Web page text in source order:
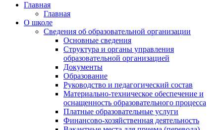
Главная
Главная
О школе
Сведения об образовательной организации
Основные сведения
Структура и органы управления
образовательной организацией
Документы
Образование
Руководство и педагогический состав
Материально-техническое обеспечение и
оснащенность образовательного процесса
Платные образовательные услуги
Финансово-хозяйственная деятельность